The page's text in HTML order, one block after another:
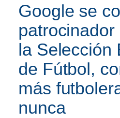
Google se
la Selección
de Fútbol,
más
nunca